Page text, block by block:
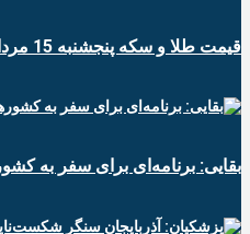
قیمت طلا و سکه پنجشنبه 15 مرداد
بقایی: برنامه‌ای برای سفر به